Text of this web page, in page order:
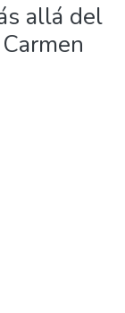
allá del